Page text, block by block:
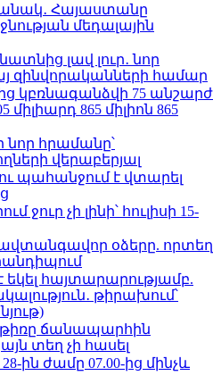
Հայաստանը
մեդալային
լավ լուր․ նոր
զինվորականների համար
կբռնագանձվի 75 անշարժ
միլիարդ 865 միլիոն 865
նոր հրամանը՝
վերաբերյալ
պահանջում է վտարել
ջուր չի լինի՝ հուլիսի 15-
օձերը. որտեղ
եկել հայտարարությամբ.
թիրախում՝
ճանապարհին
տեղ չի հասել
28-ին ժամը 07.00-ից մինչև